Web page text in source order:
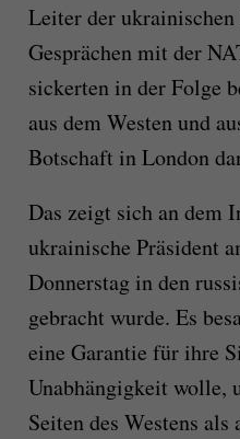
Leiter der
Gesprächen mit der
sickerten in der Folge
aus dem Westen und
Botschaft in London
Das zeigt sich an dem
ukrainische Präsident
Donnerstag in den
gebracht wurde. Es
eine Garantie für ihre
Unabhängigkeit wolle,
Seiten des Westens als